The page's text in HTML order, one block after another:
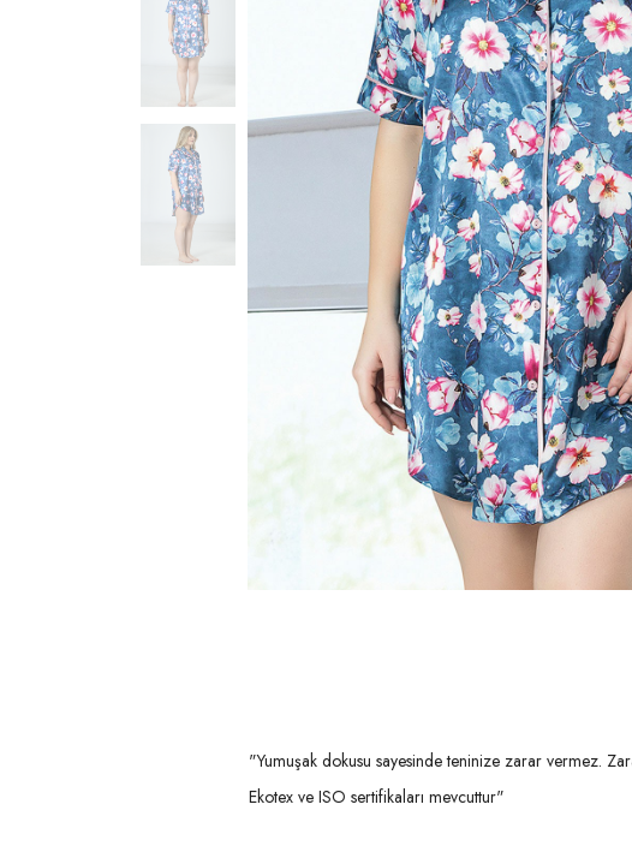
"Yumuşak dokusu sayesinde teninize zarar vermez.
Ekotex ve ISO sertifikaları mevcuttur"